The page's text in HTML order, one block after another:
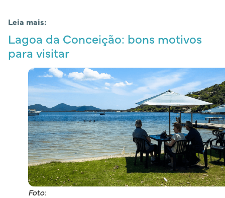
Leia mais:
Lagoa da Conceição: bons motivos
para visitar
Foto: